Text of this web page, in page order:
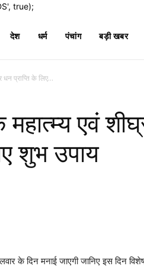
true);
देश धर्म पंचांग बड़ी खबर
धन प्राप्ति के लिए...
एवं
शुभ उपाय
के दिन मनाई जाएगी जानिए इस दिन